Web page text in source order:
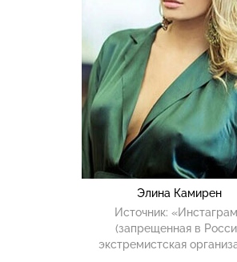
Элина Камирен
Источник:
(запрещенная в
экстремистская